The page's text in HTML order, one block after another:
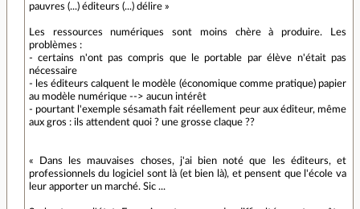
pauvres (...) éditeurs (...) délire »
Les ressources numériques sont moins chère à produire. Les
problèmes :
- certains n'ont pas compris que le portable par élève n'était pas
nécessaire
- les éditeurs calquent le modèle (économique comme pratique) papier
au modèle numérique --> aucun intérêt
- pourtant l'exemple sésamath fait réellement peur aux éditeur, même
aux gros : ils attendent quoi ? une grosse claque ??
« Dans les mauvaises choses, j'ai bien noté que les éditeurs, et
professionnels du logiciel sont là (et bien là), et pensent que l'école va
leur apporter un marché. Sic ...